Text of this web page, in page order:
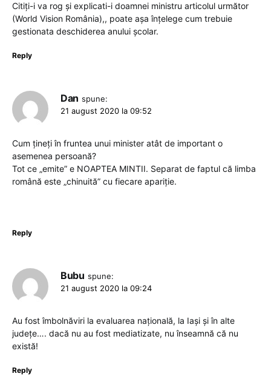
Citiți-i va rog și explicati-i doamnei ministru articolul următor
(World Vision România),, poate așa înțelege cum trebuie
gestionata deschiderea anului școlar.
Reply
Dan spune:
21 august 2020 la 09:52
Cum țineți în fruntea unui minister atât de important o
asemenea persoană?
Tot ce „emite” e NOAPTEA MINTII. Separat de faptul că limba
română este „chinuită” cu fiecare apariție.
Reply
Bubu spune:
21 august 2020 la 09:24
Au fost îmbolnăviri la evaluarea națională, la Iași și în alte
județe…. dacă nu au fost mediatizate, nu înseamnă că nu
există!
Reply